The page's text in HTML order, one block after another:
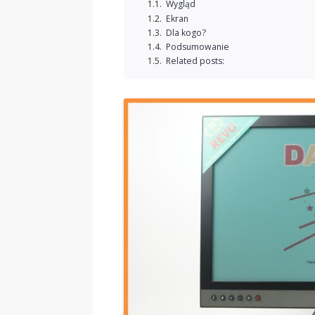
Wygląd
Ekran
Dla kogo?
Podsumowanie
Related posts: